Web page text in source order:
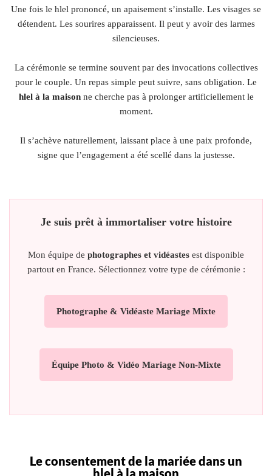
Une fois le hlel prononcé, un apaisement s’installe. Les visages se
détendent. Les sourires apparaissent. Il peut y avoir des larmes
silencieuses.
La cérémonie se termine souvent par des invocations collectives
pour le couple. Un repas simple peut suivre, sans obligation. Le
hlel à la maisonne cherche pas à prolonger artificiellement le
moment.
Il s’achève naturellement, laissant place à une paix profonde,
signe que l’engagement a été scellé dans la justesse.
Je suis prêt à immortaliser votre histoire
Mon équipe de photographes et vidéastes est disponible
partout en France. Sélectionnez votre type de cérémonie :
Photographe & Vidéaste Mariage Mixte
Équipe Photo & Vidéo Mariage Non-Mixte
Le consentement de la mariée dans un
hlel à la maison